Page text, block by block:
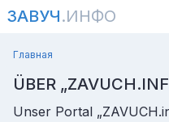
ЗАВУЧ.ИНФО
Главная
ÜBER
Unser Portal